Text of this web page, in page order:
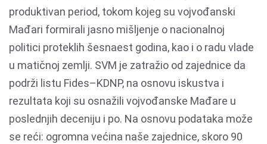
produktivan period, tokom kojeg su vojvođanski
Mađari formirali jasno mišljenje o nacionalnoj
politici proteklih šesnaest godina, kao i o radu vlade
u matičnoj zemlji. SVM je zatražio od zajednice da
podrži listu Fides–KDNP, na osnovu iskustva i
rezultata koji su osnažili vojvođanske Mađare u
poslednjih deceniju i po. Na osnovu podataka može
se reći: ogromna većina naše zajednice, skoro 90